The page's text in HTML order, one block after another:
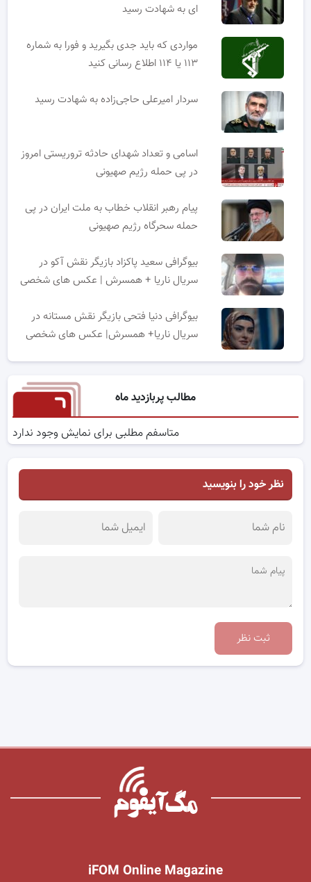
ای به شهادت رسید
مواردی که باید جدی بگیرید و فورا به شماره
۱۱۳ یا ۱۱۴ اطلاع رسانی کنید
سردار امیرعلی حاجی‌زاده به شهادت رسید
اسامی و تعداد شهدای حادثه تروریستی امروز
در پی حمله رژیم صهیونی
پیام رهبر انقلاب خطاب به ملت ایران در پی
حمله سحرگاه رژیم صهیونی
بیوگرافی سعید پاکزاد بازیگر نقش آکو در
سریال ناریا + همسرش | عکس های شخصی
بیوگرافی دنیا فتحی بازیگر نقش مستانه در
سریال ناریا+ همسرش| عکس های شخصی
مطالب پربازدید ماه
متاسفم مطلبی برای نمایش وجود ندارد
نظر خود را بنویسید
ثبت نظر
iFOM Online Magazine